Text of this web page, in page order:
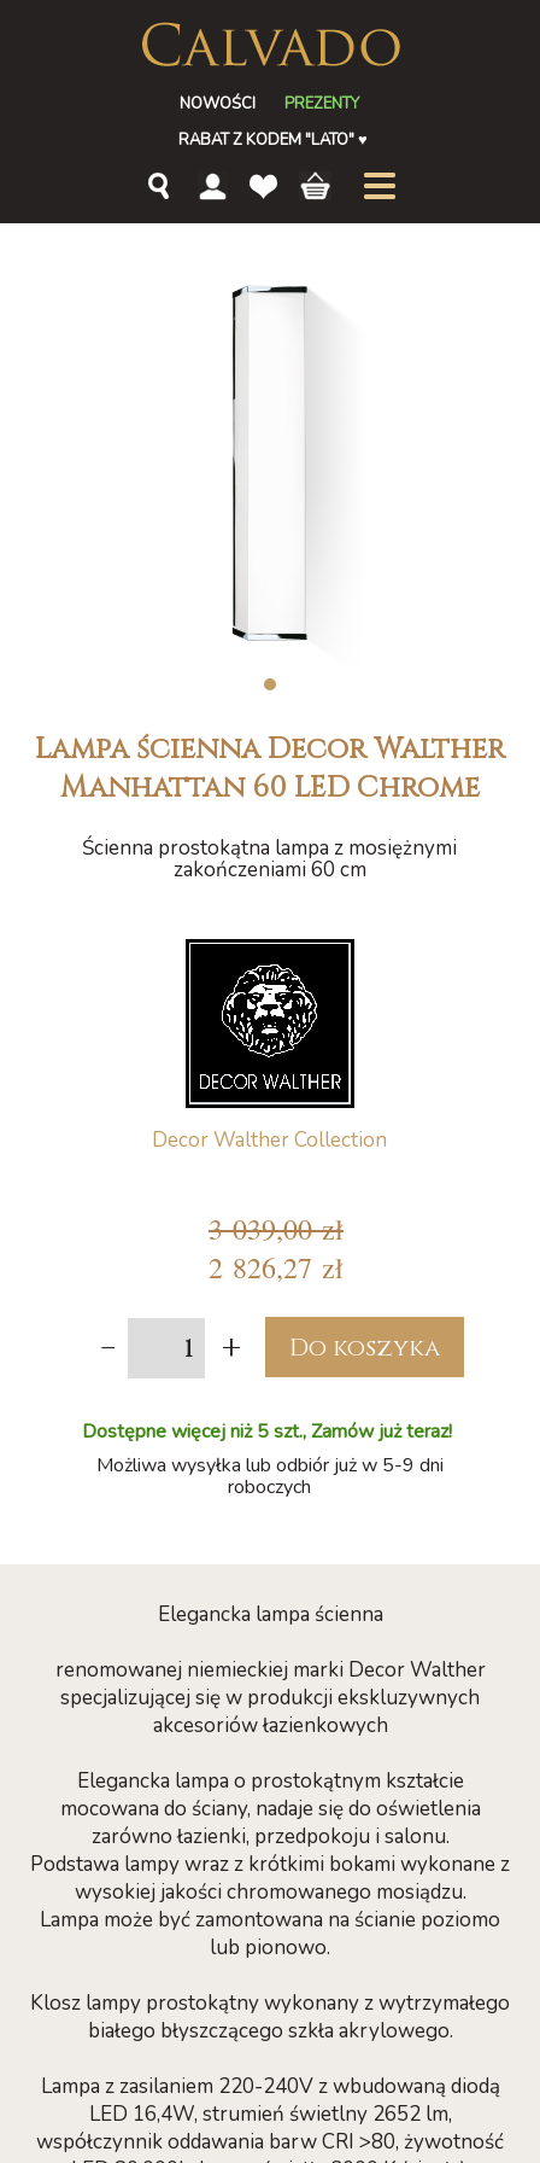
NOWOŚCI
PREZENTY
RABAT Z KODEM "LATO"♥
1
Lampa ścienna Decor Walther
Manhattan 60 LED Chrome
Ścienna prostokątna lampa z mosiężnymi
zakończeniami 60 cm
Decor Walther Collection
3 039,00 zł
2 826,27 zł
- + Do koszyka
Dostępne więcej niż 5 szt., Zamów już teraz!
Możliwa wysyłka lub odbiór już w 5-9 dni
roboczych
Elegancka lampa ścienna
renomowanej niemieckiej marki Decor Walther
specjalizującej się w produkcji ekskluzywnych
akcesoriów łazienkowych
Elegancka lampa o prostokątnym kształcie
mocowana do ściany, nadaje się do oświetlenia
zarówno łazienki, przedpokoju i salonu.
Podstawa lampy wraz z krótkimi bokami wykonane z
wysokiej jakości chromowanego mosiądzu.
Lampa może być zamontowana na ścianie poziomo
lub pionowo.
Klosz lampy prostokątny wykonany z wytrzymałego
białego błyszczącego szkła akrylowego.
Lampa z zasilaniem 220-240V z wbudowaną diodą
LED 16,4W, strumień świetlny 2652 lm,
współczynnik oddawania barw CRI >80, żywotność